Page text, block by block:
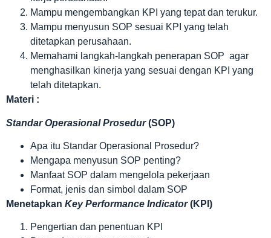
Mampu mengembangkan KPI yang tepat dan terukur.
Mampu menyusun SOP sesuai KPI yang telah
ditetapkan perusahaan.
Memahami langkah-langkah penerapan SOP agar
menghasilkan kinerja yang sesuai dengan KPI yang
telah ditetapkan.
Materi :
Standar Operasional Prosedur(SOP)
Apa itu Standar Operasional Prosedur?
Mengapa menyusun SOP penting?
Manfaat SOP dalam mengelola pekerjaan
Format, jenis dan simbol dalam SOP
Menetapkan Key Performance Indicator(KPI)
Pengertian dan penentuan KPI